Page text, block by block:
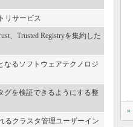
リサービス
、Trusted Registryを集約した
なるソフトウェアテクノロジ
グを検証できるようにする整
るクラスタ管理ユーザーイン
»